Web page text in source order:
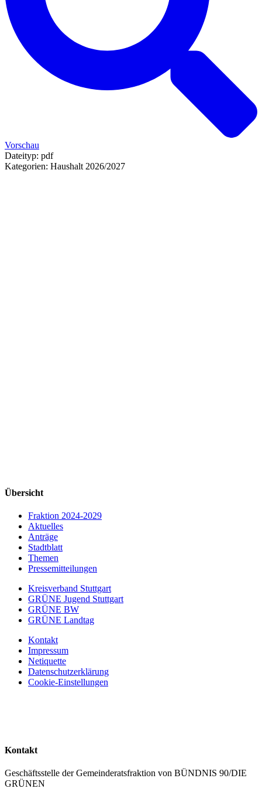
Vorschau
Dateityp: pdf
Kategorien: Haushalt 2026/2027
Übersicht
Fraktion 2024-2029
Aktuelles
Anträge
Stadtblatt
Themen
Pressemitteilungen
Kreisverband Stuttgart
GRÜNE Jugend Stuttgart
GRÜNE BW
GRÜNE Landtag
Kontakt
Impressum
Netiquette
Datenschutzerklärung
Cookie-Einstellungen
Kontakt
Geschäftsstelle der Gemeinderatsfraktion von BÜNDNIS 90/DIE
GRÜNEN